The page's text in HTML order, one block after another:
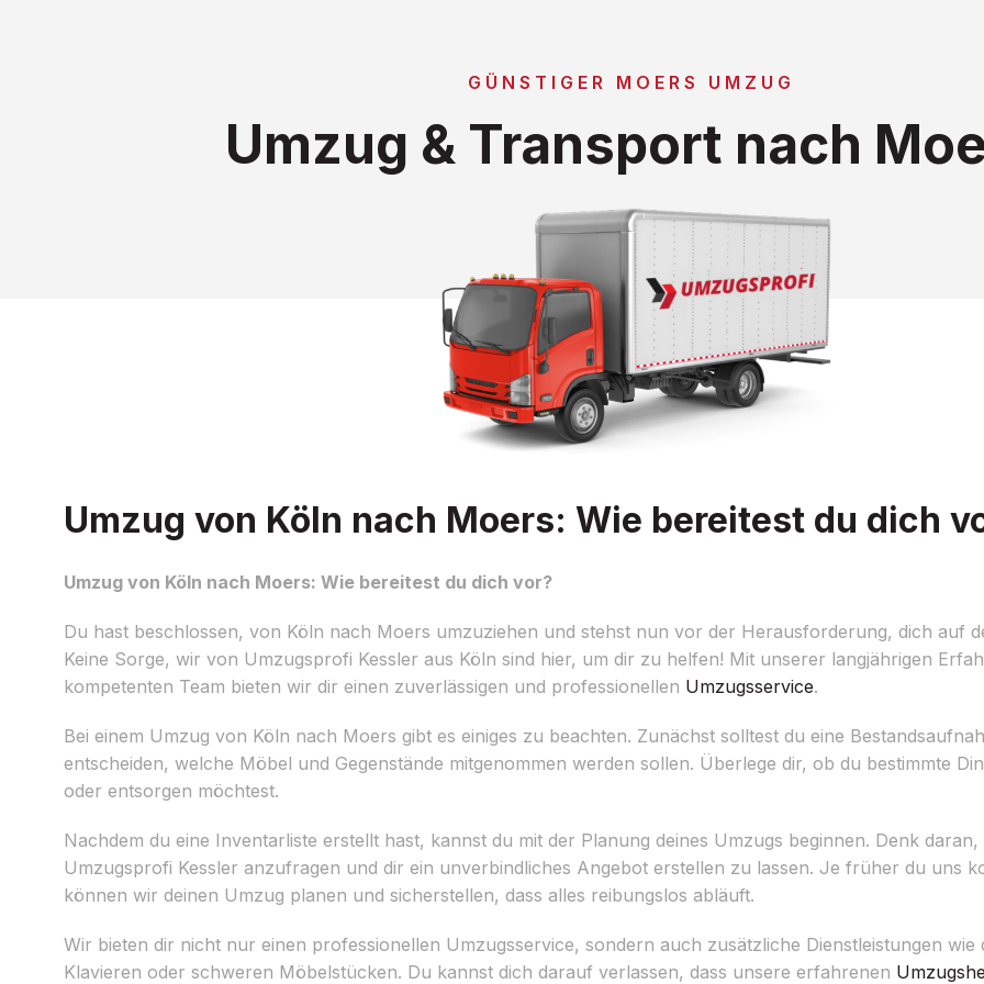
GÜNSTIGER MOERS UMZUG
Umzug & Transport nach
Umzug von Köln nach Moers: Wie bereitest du dich
Umzug von Köln nach Moers: Wie bereitest du dich vor?
Du hast beschlossen, von Köln nach Moers umzuziehen und stehst nun vor der Herausforderung, dich auf
Keine Sorge, wir von Umzugsprofi Kessler aus Köln sind hier, um dir zu helfen! Mit unserer langjährigen
kompetenten Team bieten wir dir einen zuverlässigen und professionellen Umzugsservice.
Bei einem Umzug von Köln nach Moers gibt es einiges zu beachten. Zunächst solltest du eine
entscheiden, welche Möbel und Gegenstände mitgenommen werden sollen. Überlege dir, ob du bestimmte
oder entsorgen möchtest.
Nachdem du eine Inventarliste erstellt hast, kannst du mit der Planung deines Umzugs beginnen. Denk
Umzugsprofi Kessler anzufragen und dir ein unverbindliches Angebot erstellen zu lassen. Je früher du uns
können wir deinen Umzug planen und sicherstellen, dass alles reibungslos abläuft.
Wir bieten dir nicht nur einen professionellen Umzugsservice, sondern auch zusätzliche Dienstleistungen
Klavieren oder schweren Möbelstücken. Du kannst dich darauf verlassen, dass unsere erfahrenen